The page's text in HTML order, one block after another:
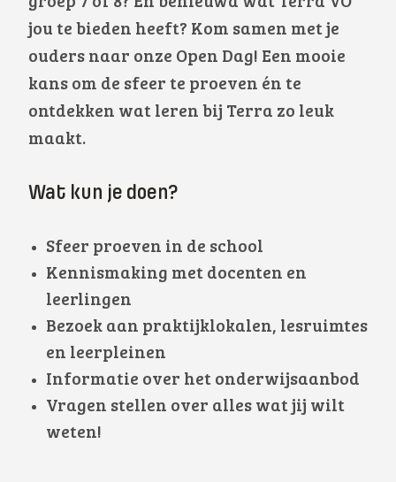
jou te bieden heeft? Kom samen met je
ouders naar onze Open Dag! Een mooie
kans om de sfeer te proeven én te
ontdekken wat leren bij Terra zo leuk
maakt.
Wat kun je doen?
Sfeer proeven in de school
Kennismaking met docenten en
leerlingen
Bezoek aan praktijklokalen, lesruimtes
en leerpleinen
Informatie over het onderwijsaanbod
Vragen stellen over alles wat jij wilt
weten!